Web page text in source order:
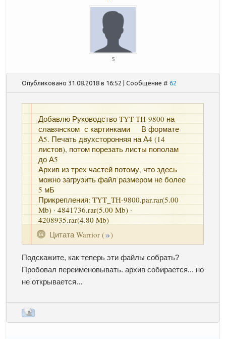
5
Опубликовано 31.08.2018 в 16:52 | Сообщение #62
Цитата Warrior ( )
Добавлю Руководство TYT TH-9800 на
славянском с картинками В формате
А5. Печать двухсторонняя на А4 (14
листов), потом порезать листы пополам
до А5
Архив из трех частей потому, что здесь
можно загрузить файл размером не более
5 мБ
Прикрепления: TYT_TH-9800.par.rar(5.00
Mb) · 4841736.rar(5.00 Mb) ·
4208935.rar(4.80 Mb)
Подскажите, как теперь эти файлы собрать?
Пробовал переименовывать. архив собирается... но
не открывается...